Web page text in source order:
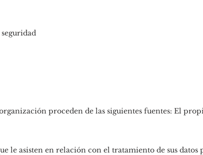
proceden de las siguientes fuentes: El
le asisten en relación con el tratamiento de sus datos